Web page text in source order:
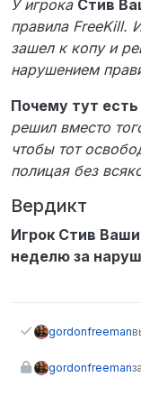
на
У игрока Стив
правила FreeKill.
зашел к копу и
нарушением
Почему тут
решил вместо
чтобы тот
полицая без
Вердикт
Игрок Стив
неделю за
gordonfreeman
gordonfreeman